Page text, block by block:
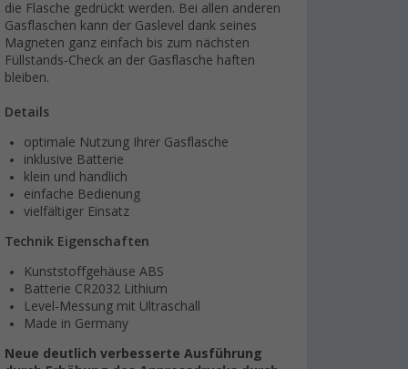
die Flasche gedrückt werden. Bei allen anderen
Gasflaschen kann der Gaslevel dank seines
Magneten ganz einfach bis zum nächsten
Füllstands-Check an der Gasflasche haften
bleiben.
Details
optimale Nutzung Ihrer Gasflasche
inklusive Batterie
klein und handlich
einfache Bedienung
vielfältiger Einsatz
Technik Eigenschaften
Kunststoffgehäuse ABS
Batterie CR2032 Lithium
Level-Messung mit Ultraschall
Made in Germany
Neue deutlich verbesserte Ausführung